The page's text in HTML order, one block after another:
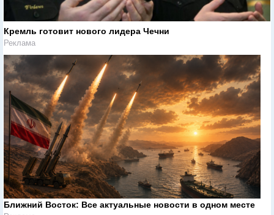
Кремль готовит нового лидера Чечни
Реклама
Ближний Восток: Все актуальные новости в одном месте